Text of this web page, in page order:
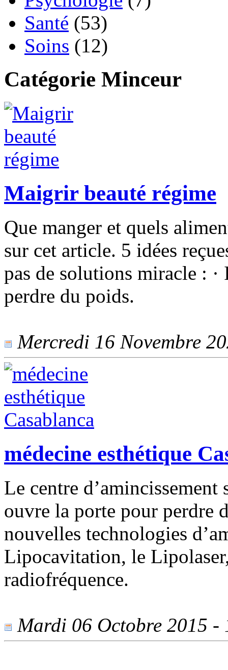
Santé (53)
Soins (12)
Catégorie Minceur
Maigrir beauté régime
Que manger et quels
sur cet article. 5 idées
pas de solutions miracle :
perdre du poids.
Mercredi 16 Novembre
médecine esthétique
Le centre
ouvre la porte pour perdre
nouvelles technologies
Lipocavitation, le
radiofréquence.
Mardi 06 Octobre 2015 -